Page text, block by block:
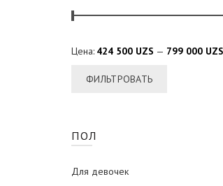
ФИЛЬТРОВАТЬ
Цена: 424 500 UZS — 799 000 UZS
ПОЛ
Для девочек